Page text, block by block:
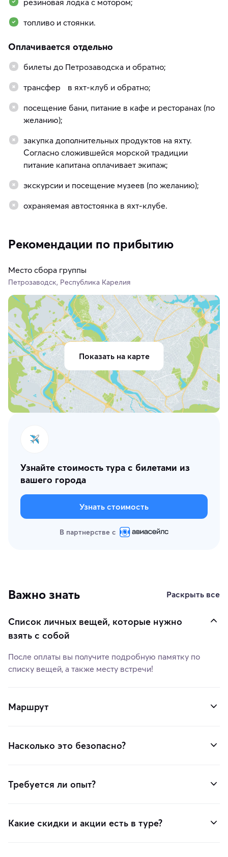
топливо и стоянки.
Оплачивается отдельно
билеты до Петрозаводска и обратно;
трансфер в яхт-клуб и обратно;
посещение бани, питание в кафе и ресторанах (по
желанию);
закупка дополнительных продуктов на яхту.
Согласно сложившейся морской традиции
питание капитана оплачивает экипаж;
экскурсии и посещение музеев (по желанию);
охраняемая автостоянка в яхт-клубе.
Рекомендации по прибытию
Место сбора группы
Петрозаводск, Республика Карелия
Показать на карте
Узнайте стоимость тура с билетами из
вашего города
Узнать стоимость
В партнерстве с
Важно знать Раскрыть все
Список личных вещей, которые нужно
взять с собой
После оплаты вы получите подробную памятку по
списку вещей, а также месту встречи!
Маршрут
Насколько это безопасно?
Требуется ли опыт?
Какие скидки и акции есть в туре?